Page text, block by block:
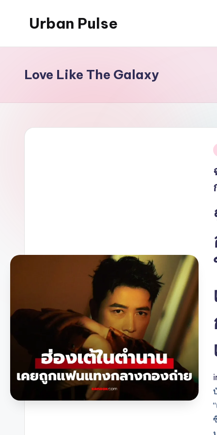
Urban Pulse
Love Like The Galaxy